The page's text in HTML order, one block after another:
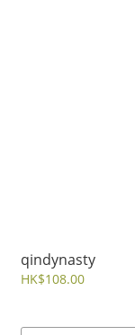
qindynasty
HK$108.00